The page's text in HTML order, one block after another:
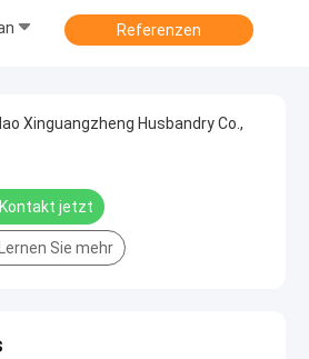
Referenzen
Xinguangzheng Husbandry Co.,
Kontakt jetzt
Lernen Sie mehr